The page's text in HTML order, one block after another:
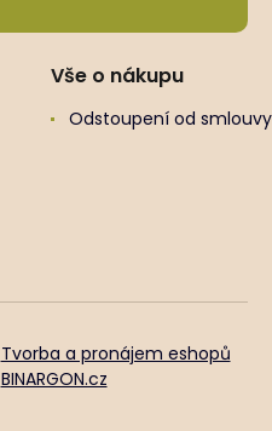
Vše o nákupu
Odstoupení od smlouvy
Tvorba a pronájem eshopů
BINARGON.cz